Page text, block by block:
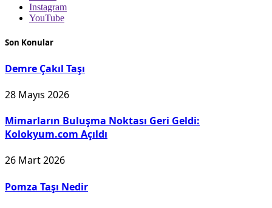
Instagram
YouTube
Son Konular
Demre Çakıl Taşı
28 Mayıs 2026
Mimarların Buluşma Noktası Geri Geldi:
Kolokyum.com Açıldı
26 Mart 2026
Pomza Taşı Nedir